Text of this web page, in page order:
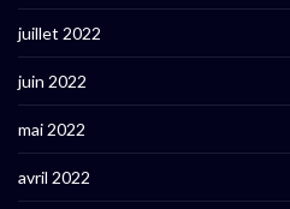
juillet 2022
juin 2022
mai 2022
avril 2022